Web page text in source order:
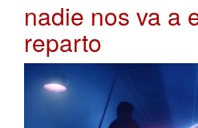
nadie nos va a
reparto